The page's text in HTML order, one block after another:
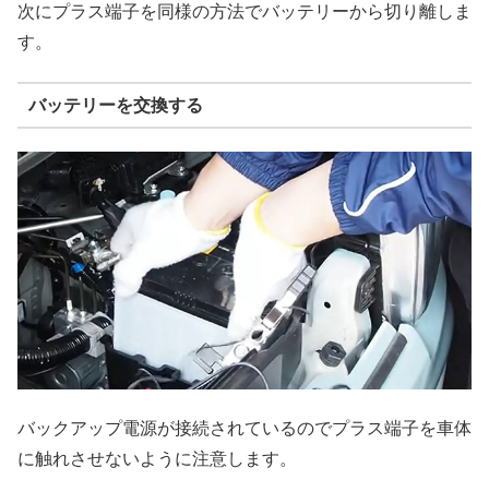
次にプラス端子を同様の方法でバッテリーから切り離しま
す。
バッテリーを交換する
バックアップ電源が接続されているのでプラス端子を車体
に触れさせないように注意します。